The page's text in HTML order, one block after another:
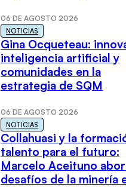
06 DE AGOSTO 2026
NOTICIAS
Gina Ocqueteau:
inteligencia artificial y
comunidades en la
estrategia de SQM
06 DE AGOSTO 2026
NOTICIAS
Collahuasi y la
talento para el futuro:
Marcelo Aceituno
desafíos de la minería